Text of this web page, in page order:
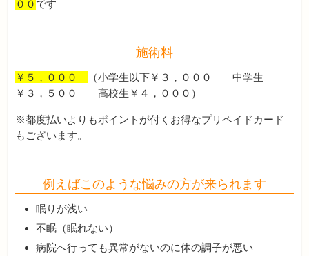
００ です
施術料
￥５，０００
（小学生以下￥３，０００ 中学生
￥３，５００ 高校生￥４，０００）
※都度払いよりもポイントが付くお得なプリペイドカード
もございます。
例えばこのような悩みの方が来られます
眠りが浅い
不眠（眠れない）
病院へ行っても異常がないのに体の調子が悪い